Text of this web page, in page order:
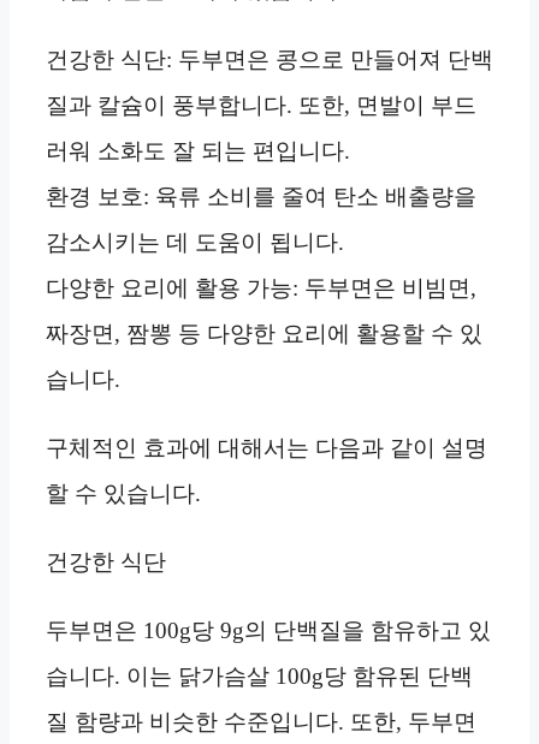
건강한 식단: 두부면은 콩으로 만들어져 단백
질과 칼슘이 풍부합니다. 또한, 면발이 부드
러워 소화도 잘 되는 편입니다.
환경 보호: 육류 소비를 줄여 탄소 배출량을
감소시키는 데 도움이 됩니다.
다양한 요리에 활용 가능: 두부면은 비빔면,
짜장면, 짬뽕 등 다양한 요리에 활용할 수 있
습니다.
구체적인 효과에 대해서는 다음과 같이 설명
할 수 있습니다.
건강한 식단
두부면은 100g당 9g의 단백질을 함유하고 있
습니다. 이는 닭가슴살 100g당 함유된 단백
질 함량과 비슷한 수준입니다. 또한, 두부면